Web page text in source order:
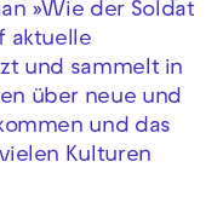
»Wie der Soldat
aktuelle
und sammelt in
über neue und
und das
Kulturen